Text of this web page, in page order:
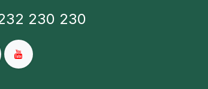
230 230